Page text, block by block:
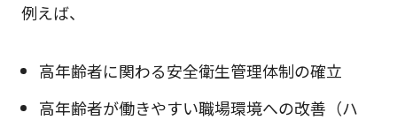
例えば、
高年齢者に関わる安全衛生管理体制の確立
高年齢者が働きやすい職場環境への改善（ハ